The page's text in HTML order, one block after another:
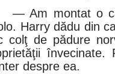
— Am montat o
Harry dădu din
colţ de pădure
despre ea.